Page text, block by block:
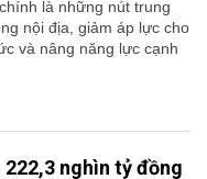
là những nút trung
nội địa, giảm áp lực cho
và nâng năng lực cạnh
nghìn tỷ đồng